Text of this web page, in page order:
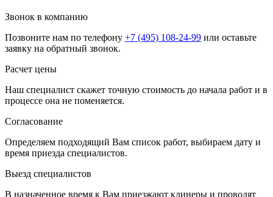
Звонок в компанию
Позвоните нам по телефону +7 (495) 108-24-99 или оставьте
заявку на обратный звонок.
Расчет цены
Наш специалист скажет точную стоимость до начала работ и в
процессе она не поменяется.
Согласование
Определяем подходящий Вам список работ, выбираем дату и
время приезда специалистов.
Выезд специалистов
В назначенное время к Вам приезжают клинеры и проводят